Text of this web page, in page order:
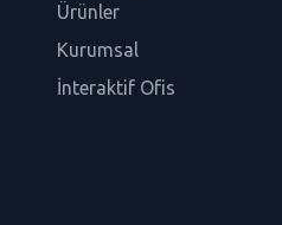
Ürünler
Kurumsal
İnteraktif Ofis